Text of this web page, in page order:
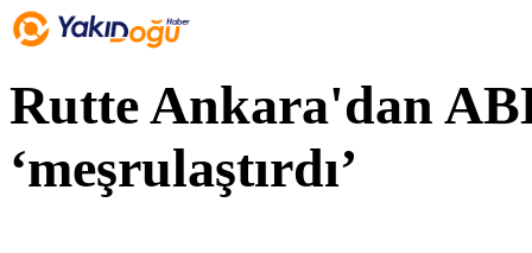
Rutte Ankara'dan
‘meşrulaştırdı’